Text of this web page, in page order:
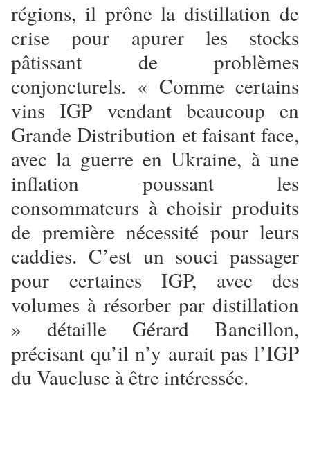
régions, il prône la distillation de
crise pour apurer les stocks
pâtissant de problèmes
conjoncturels. « Comme certains
vins IGP vendant beaucoup en
Grande Distribution et faisant face,
avec la guerre en Ukraine, à une
inflation poussant les
consommateurs à choisir produits
de première nécessité pour leurs
caddies. C’est un souci passager
pour certaines IGP, avec des
volumes à résorber par distillation
» détaille Gérard Bancillon,
précisant qu’il n’y aurait pas l’IGP
du Vaucluse à être intéressée.